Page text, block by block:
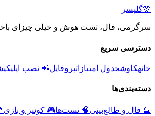
🌸گلپسر
سرگرمی، فال، تست هوش و خیلی چیزای
دسترسی سریع
خانهکاوشجدول امتیازاتپروفایل📲 نصب
دسته‌بندی‌ها
🔮 فال و طالع‌بینی🧠 تست‌ها🎮 کوئیز و بازی